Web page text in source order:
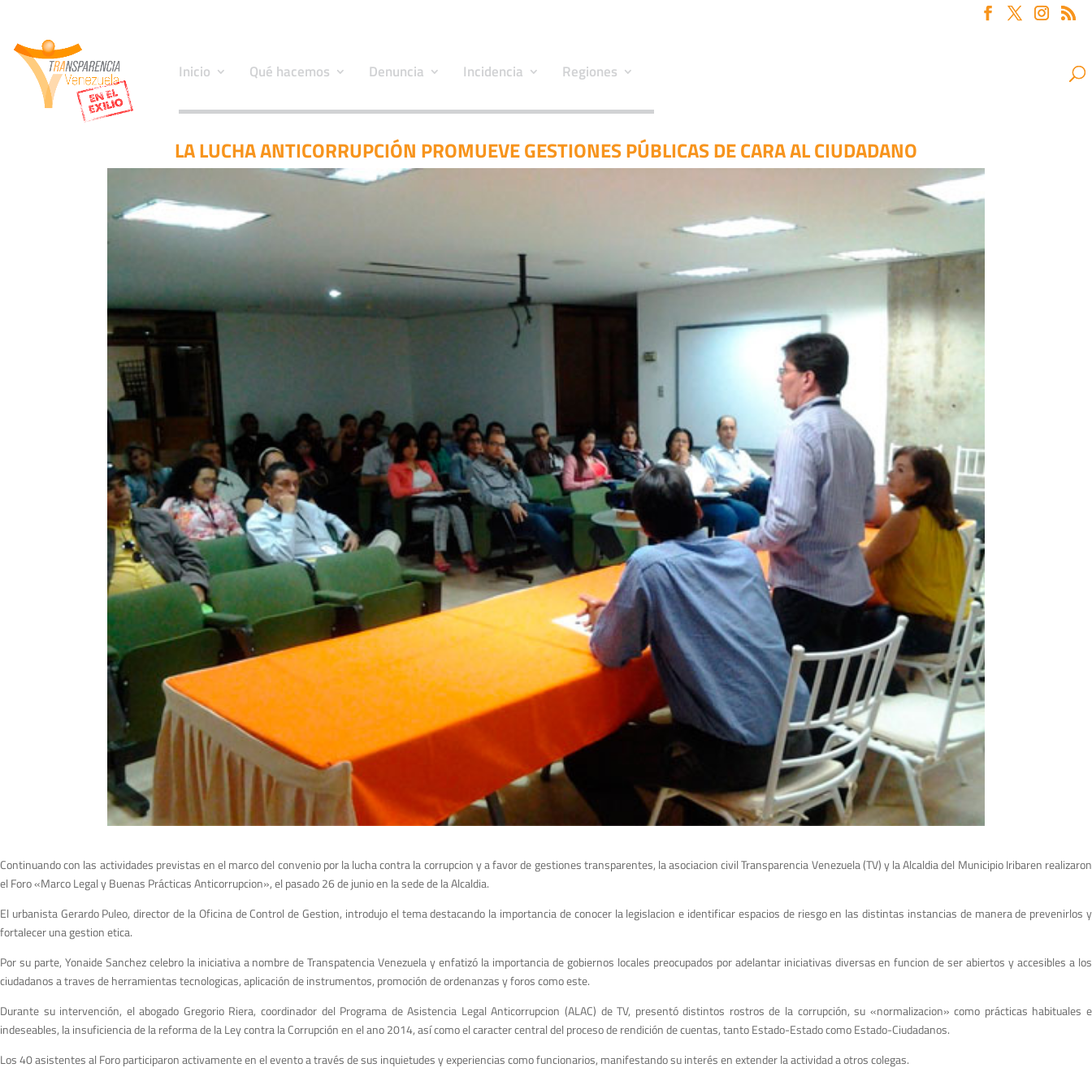
Inicio Qué hacemos Denuncia Incidencia Regiones
LA LUCHA ANTICORRUPCIÓN PROMUEVE GESTIONES PÚBLICAS DE CARA AL CIUDADANO
Continuando con las actividades previstas en el marco del convenio por la lucha contra la corrupcion y a favor de gestiones transparentes, la asociacion civil Transparencia Venezuela (TV) y la Alcaldia del Municipio Iribaren realizaron
el Foro «Marco Legal y Buenas Prácticas Anticorrupcion», el pasado 26 de junio en la sede de la Alcaldia.
El urbanista Gerardo Puleo, director de la Oficina de Control de Gestion, introdujo el tema destacando la importancia de conocer la legislacion e identificar espacios de riesgo en las distintas instancias de manera de prevenirlos y
fortalecer una gestion etica.
Por su parte, Yonaide Sanchez celebro la iniciativa a nombre de Transpatencia Venezuela y enfatizó la importancia de gobiernos locales preocupados por adelantar iniciativas diversas en funcion de ser abiertos y accesibles a los
ciudadanos a traves de herramientas tecnologicas, aplicación de instrumentos, promoción de ordenanzas y foros como este.
Durante su intervención, el abogado Gregorio Riera, coordinador del Programa de Asistencia Legal Anticorrupcion (ALAC) de TV, presentó distintos rostros de la corrupción, su «normalizacion» como prácticas habituales e
indeseables, la insuficiencia de la reforma de la Ley contra la Corrupción en el ano 2014, así como el caracter central del proceso de rendición de cuentas, tanto Estado-Estado como Estado-Ciudadanos.
Los 40 asistentes al Foro participaron activamente en el evento a través de sus inquietudes y experiencias como funcionarios, manifestando su interés en extender la actividad a otros colegas.